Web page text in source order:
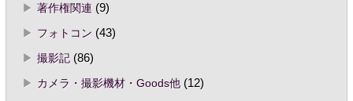
著作権関連 (9)
フォトコン (43)
撮影記(86)
カメラ・撮影機材・Goods他(12)